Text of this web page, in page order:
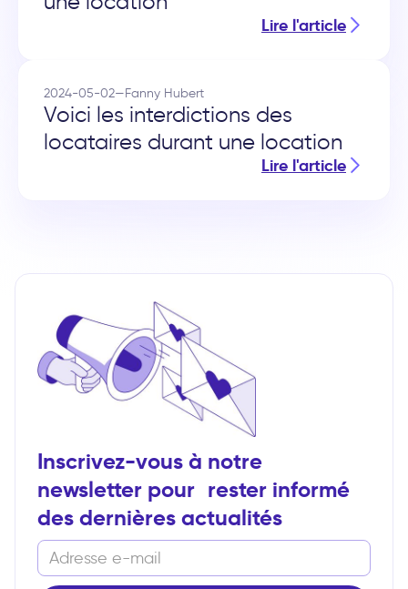
Lire l'article
2024-05-02—Fanny Hubert
Voici les interdictions des
locataires durant une location
Lire l'article
Inscrivez-vous à notre
newsletter pour rester informé
des dernières actualités